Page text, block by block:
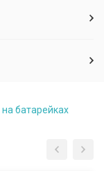
батарейках